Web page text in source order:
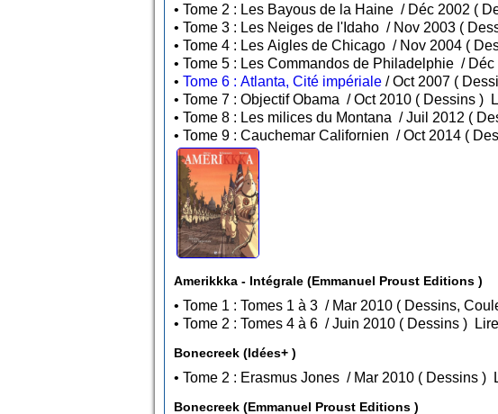
•
• Tome 3 :
• Tome 4
• Tome 6 : Atlanta, Cité impériale / Oct
• Tome 7 : Objectif Obama / Oct 2010 ( Dessins )
• Tome 8 : Les
• Tome 9 :
Amerikkka - Intégrale (Emmanuel Proust Editions )
• Tome 1 : Tomes 1 à 3 / Mar 2010 (
• Tome 2 : Tomes 4 à 6 / Juin 2010 ( Dessins )
Bonecreek (Idées+ )
• Tome 2 : Erasmus Jones / Mar 2010 ( Dessins )
Bonecreek (Emmanuel Proust Editions )